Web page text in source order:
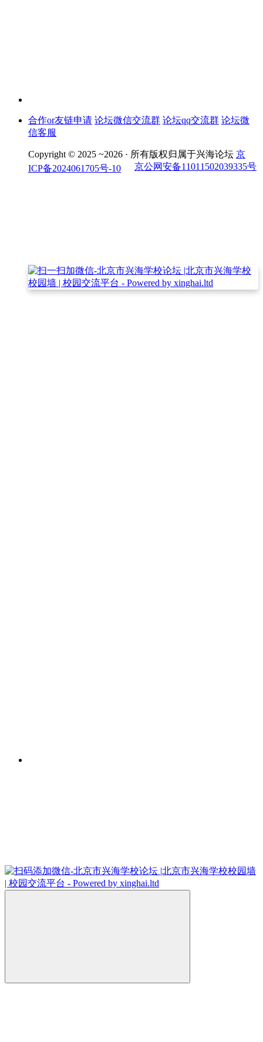
合作or友链申请 论坛微信交流群 论坛qq交流群 论坛微
信客服
Copyright © 2025 ~2026 · 所有版权归属于兴海论坛 京
ICP备2024061705号-10
京公网安备11011502039335号